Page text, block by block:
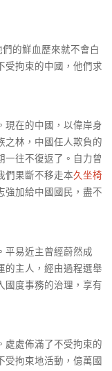
的鮮血歷來就不會白
受拘束的中國，他們求
在的中國，以偉岸身
之林，中國任人欺負的
一往不復返了。自力曾
們果斷不移走本久坐椅
強加給中國國民，盡不
易近主曾經蔚然成
的主人，經由過程選舉
國度事務的治理，享有
處佈滿了不受拘束的
受拘束地活動，億萬國